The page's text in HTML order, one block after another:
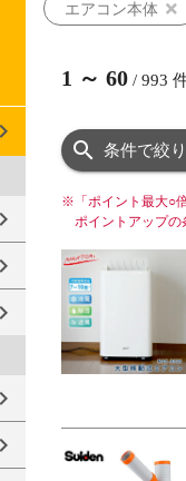
エアコン本体
1 ～ 60 / 993
条件で絞
※ 「ポイント最大
ポイントアップの